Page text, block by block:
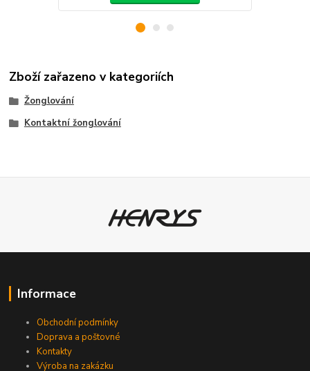
Zboží zařazeno v kategoriích
Žonglování
Kontaktní žonglování
Informace
Obchodní podmínky
Doprava a poštovné
Kontakty
Výroba na zakázku